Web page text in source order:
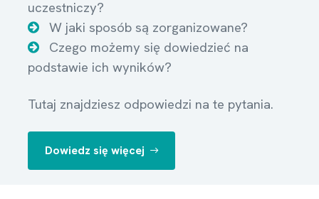
uczestniczy?
W jaki sposób są zorganizowane?
Czego możemy się dowiedzieć na
podstawie ich wyników?
Tutaj znajdziesz odpowiedzi na te pytania.
Dowiedz się więcej